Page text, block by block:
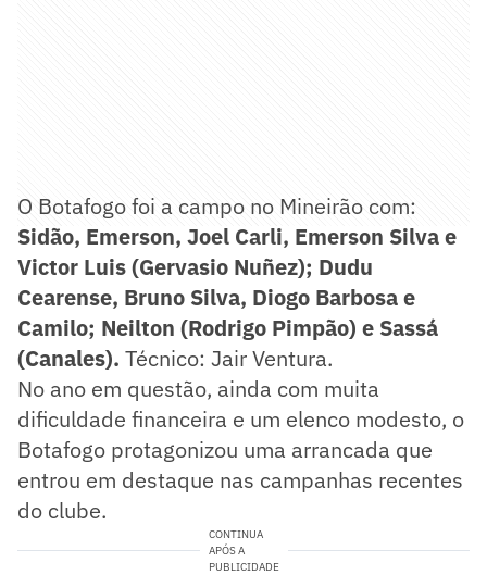
O Botafogo foi a campo no Mineirão com:
Sidão, Emerson, Joel Carli, Emerson Silva e
Victor Luis (Gervasio Nuñez); Dudu
Cearense, Bruno Silva, Diogo Barbosa e
Camilo; Neilton (Rodrigo Pimpão) e Sassá
(Canales). Técnico: Jair Ventura.
No ano em questão, ainda com muita
dificuldade financeira e um elenco modesto, o
Botafogo protagonizou uma arrancada que
entrou em destaque nas campanhas recentes
do clube.
CONTINUA
APÓS A
PUBLICIDADE